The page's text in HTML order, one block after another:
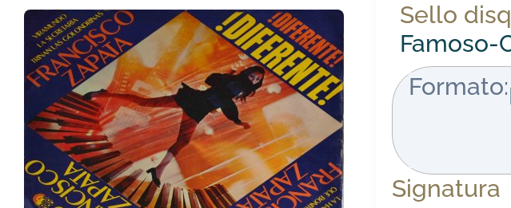
Sello
Famoso-
Formato:
Signatura